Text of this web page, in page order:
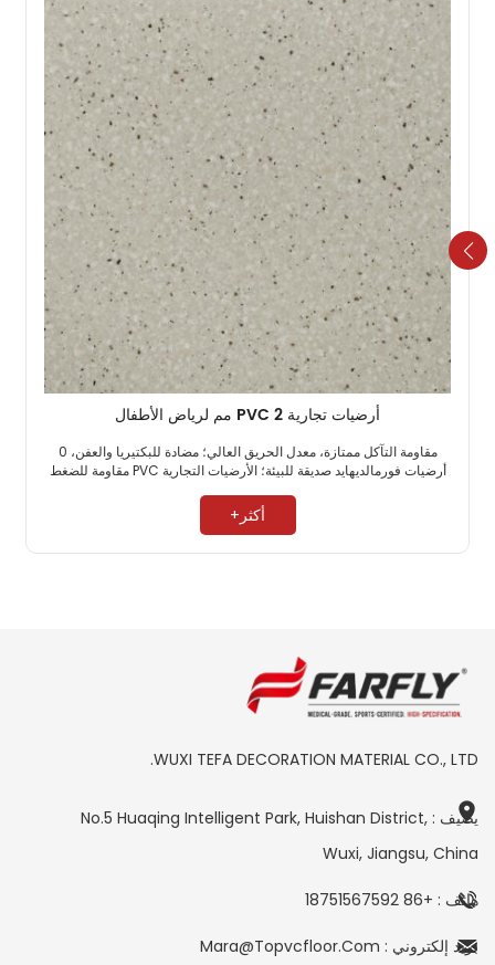
أرضيات تجارية PVC 2 مم لرياض الأطفال
مقاومة التآكل ممتازة، معدل الحريق العالي؛ مضادة للبكتيريا والعفن، 0
أرضيات فورمالديهايد صديقة للبيئة؛ الأرضيات التجارية PVC مقاومة للضغط
أكثر+
WUXI TEFA DECORATION MATERIAL CO., LTD.
يضيف : No.5 Huaqing Intelligent Park, Huishan District,
Wuxi, Jiangsu, China
هاتف : +86 18751567592
بريد إلكتروني : Mara@topvcfloor.com